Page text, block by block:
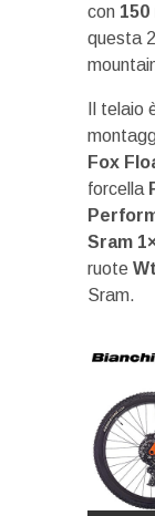
con 150
questa
Il telaio
Fox
forcella
Sram
ruote
Sram.